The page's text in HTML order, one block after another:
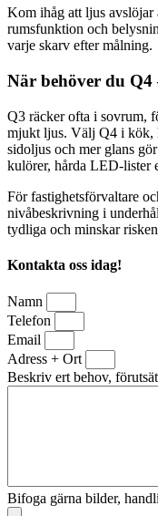
Kom ihåg att ljus
rumsfunktion och
varje skarv efter målning.
När behöver du
Q3 räcker ofta i sovrum,
mjukt ljus. Välj Q4 i kök,
sidoljus och mer glans
kulörer, hårda LED-lister
För fastighetsförvaltare
nivåbeskrivning i
tydliga och minskar
Kontakta oss idag!
Namn
Telefon
Email
Adress + Ort
Beskriv ert behov,
Bifoga gärna bilder,